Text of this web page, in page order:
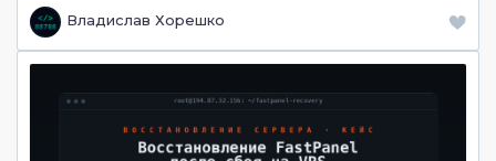
Владислав Хорешко